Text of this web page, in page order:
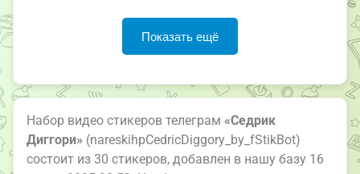
Показать ещё
Набор видео стикеров телеграм «Седрик
Диггори» (nareskihpCedricDiggory_by_fStikBot)
состоит из 30 стикеров, добавлен в нашу базу 16